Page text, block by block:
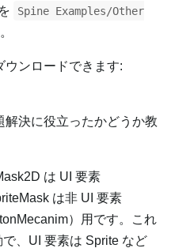
を
Spine Examples/Other
ウンロードできます:
解決に役立ったかどうか教
は UI 要素
は非 UI 要素
）用です。これ
、UI 要素は Sprite など